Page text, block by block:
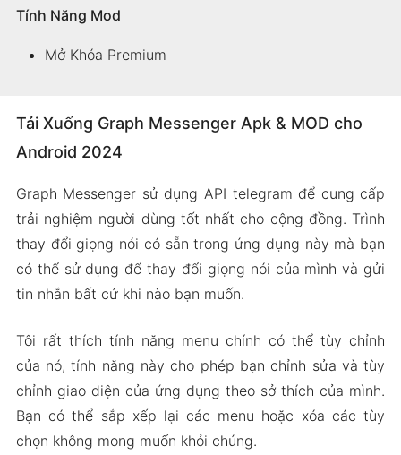
Tính Năng Mod
Mở Khóa Premium
Tải Xuống Graph Messenger Apk & MOD cho
Android 2024
Graph Messenger sử dụng API telegram để cung cấp
trải nghiệm người dùng tốt nhất cho cộng đồng. Trình
thay đổi giọng nói có sẵn trong ứng dụng này mà bạn
có thể sử dụng để thay đổi giọng nói của mình và gửi
tin nhắn bất cứ khi nào bạn muốn.
Tôi rất thích tính năng menu chính có thể tùy chỉnh
của nó, tính năng này cho phép bạn chỉnh sửa và tùy
chỉnh giao diện của ứng dụng theo sở thích của mình.
Bạn có thể sắp xếp lại các menu hoặc xóa các tùy
chọn không mong muốn khỏi chúng.